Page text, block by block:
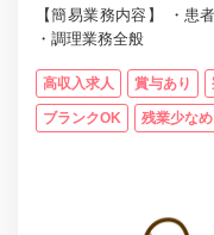
【簡易業務内容】 ・患
・調理業務全般
高収入求人 賞与あり
ブランクOK 残業少なめ